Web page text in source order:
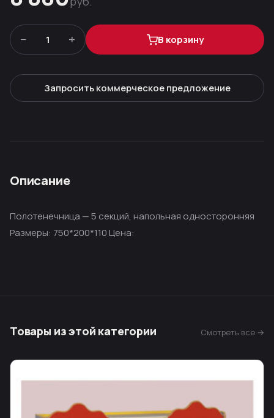
− 1 + В корзину
Запросить коммерческое предложение
Описание
Полотенечница — 5 секций, напольная односторонняя
Размеры: 750*200*110 Цена:
Товары из этой категории Смотреть все →